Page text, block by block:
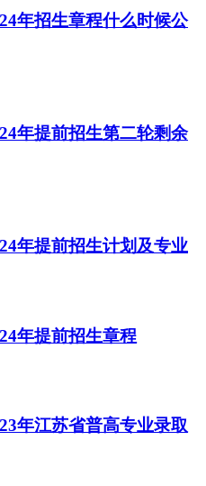
年招生章程什么时候公
年提前招生第二轮剩余
年提前招生计划及专业
年提前招生章程
年江苏省普高专业录取